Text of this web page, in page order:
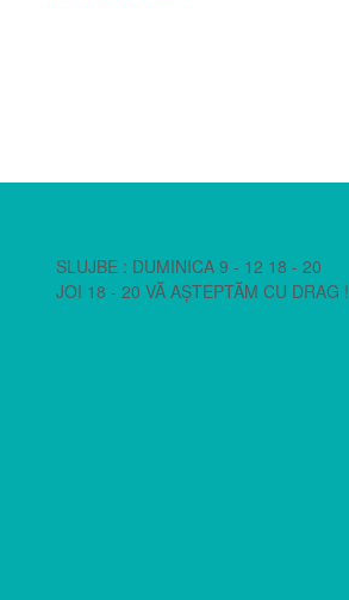
SLUJBE : DUMINICA 9 - 12 18 - 20
JOI 18 - 20 VĂ AȘTEPTĂM CU DRAG !